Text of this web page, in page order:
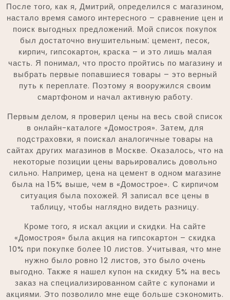
После того, как я, Дмитрий, определился с магазином,
настало время самого интересного – сравнение цен и
поиск выгодных предложений. Мой список покупок
был достаточно внушительным⁚ цемент, песок,
кирпич, гипсокартон, краска – и это лишь малая
часть. Я понимал, что просто пройтись по магазину и
выбрать первые попавшиеся товары – это верный
путь к переплате. Поэтому я вооружился своим
смартфоном и начал активную работу.
Первым делом, я проверил цены на весь свой список
в онлайн-каталоге «Домостроя». Затем, для
подстраховки, я поискал аналогичные товары на
сайтах других магазинов в Москве. Оказалось, что на
некоторые позиции цены варьировались довольно
сильно. Например, цена на цемент в одном магазине
была на 15% выше, чем в «Домострое». С кирпичом
ситуация была похожей. Я записал все цены в
таблицу, чтобы наглядно видеть разницу.
Кроме того, я искал акции и скидки. На сайте
«Домостроя» была акция на гипсокартон – скидка
10% при покупке более 10 листов. Учитывая, что мне
нужно было ровно 12 листов, это было очень
выгодно. Также я нашел купон на скидку 5% на весь
заказ на специализированном сайте с купонами и
акциями. Это позволило мне еще больше сэкономить.